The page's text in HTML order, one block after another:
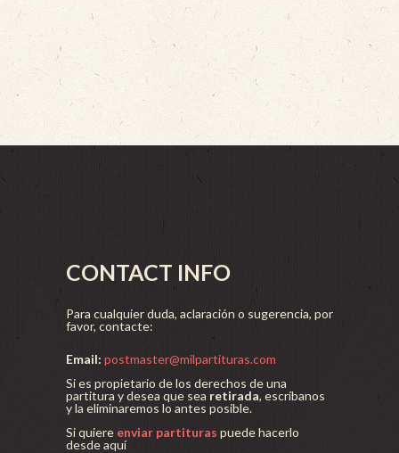
CONTACT INFO
Para cualquier duda, aclaración o sugerencia, por
favor, contacte:
Email: postmaster@milpartituras.com
Si es propietario de los derechos de una
partitura y desea que sea retirada, escríbanos
y la eliminaremos lo antes posible.
Si quiere enviar partituras puede hacerlo
desde aquí